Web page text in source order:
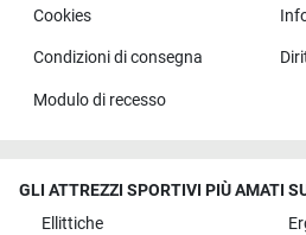
Cookies
Condizioni di consegna
Modulo di recesso
GLI ATTREZZI SPORTIVI PIÙ AMATI
Ellittiche